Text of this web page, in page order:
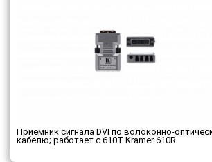
Приемник сигнала DVI по волоконно-
кабелю; работает с 610T Kramer 610R